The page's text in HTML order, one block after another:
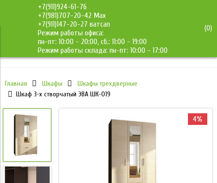
+7(911)924-61-76
+7(981)707-20-42 Max
+7(911)147-20-27 ватсап
Режим работы офиса:
пн-пт: 10:00 - 20:00, сб.: 11:00 - 19:00
Режим работы склада: пн-пт: 10:00 - 17:00
(0)
ДМС-Мебель
Главная Шкафы
Шкафы трехдверные
Шкаф 3-х створчатый ЭВА ШК-019
4%